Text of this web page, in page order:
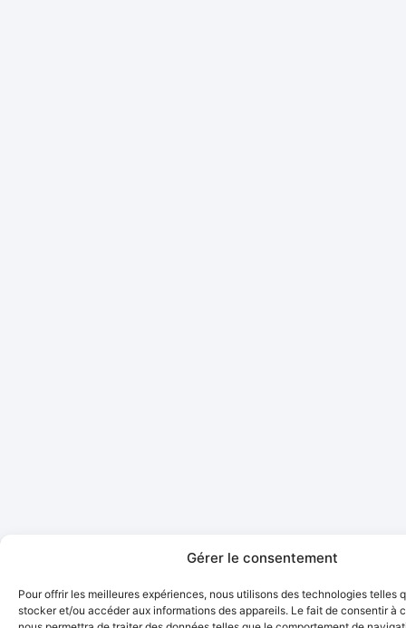
Gérer le consentement
Pour offrir les meilleures expériences, nous utilisons des technologies telles
stocker et/ou accéder aux informations des appareils. Le fait de consentir à